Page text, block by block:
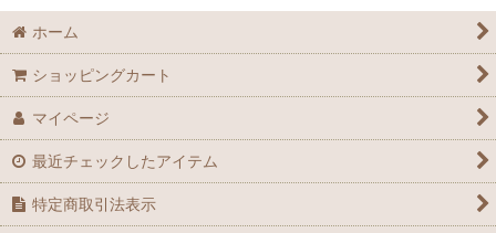
ホーム
ショッピングカート
マイページ
最近チェックしたアイテム
特定商取引法表示